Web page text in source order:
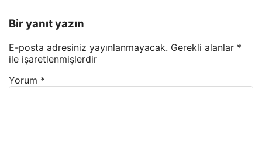
Bir yanıt yazın
E-posta adresiniz yayınlanmayacak. Gerekli alanlar *
ile işaretlenmişlerdir
Yorum *